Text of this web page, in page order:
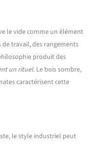
le vide comme un élément
de travail, des rangements
produit des
un rituel. Le bois sombre,
caractérisent cette
le style industriel peut